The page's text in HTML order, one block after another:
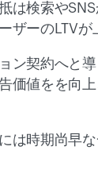
は検索や
ザーのLTVが
ン契約へと
価値をを向
は時期尚早